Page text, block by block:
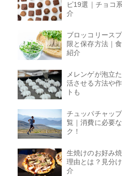
ピ19選｜チョコ
介
ブロッコリース
限と保存方法｜
紹介
メレンゲが泡立
活させる方法や
トも
チュッパチャッ
覧｜消費に必要
ク！
生焼けのお好み
理由とは？見分
介